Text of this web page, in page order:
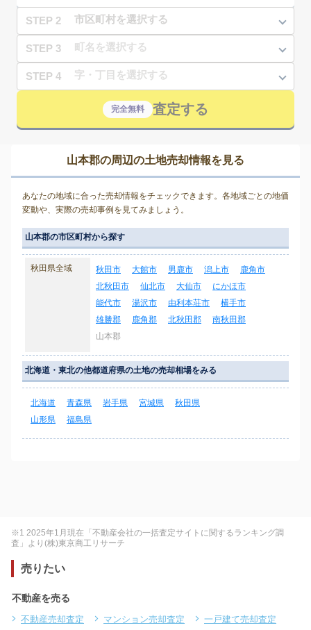
STEP 2
STEP 3
STEP 4
完全無料 査定する
山本郡の周辺の土地売却情報を見る
あなたの地域に合った売却情報をチェックできます。各地域ごとの地価
変動や、実際の売却事例を見てみましょう。
山本郡の市区町村から探す
秋田県全域 秋田市 大館市 男鹿市 潟上市
鹿角市
北秋田市
仙北市 大仙市
にかほ市
能代市
湯沢市 由利本荘市
横手市
雄勝郡
鹿角郡 北秋田郡
南秋田郡
山本郡
北海道・東北の他都道府県の土地の売却相場をみる
北海道 青森県 岩手県 宮城県
秋田県
山形県
福島県
※1 2025年1月現在「不動産会社の一括査定サイトに関するランキング調
査」より(株)東京商工リサーチ
売りたい
不動産を売る
不動産売却査定 マンション売却査定
一戸建て売却査定